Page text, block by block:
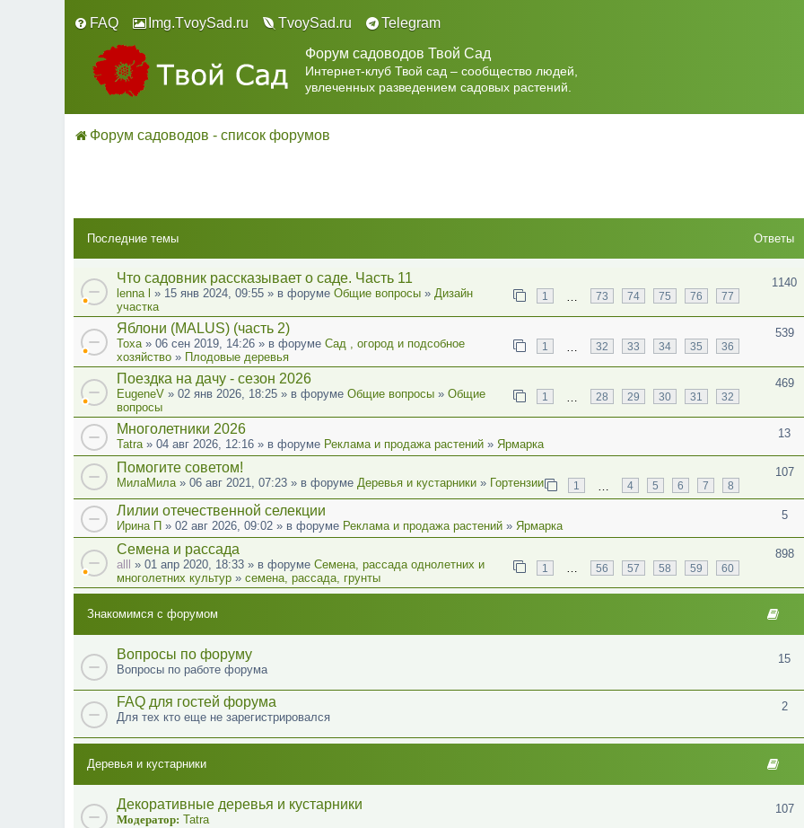
FAQ Img.TvoySad.ru TvoySad.ru
Telegram
Форум садоводов Твой Сад
Интернет-клуб Твой сад – сообщество людей,
увлеченных разведением садовых растений.
Форум садоводов - список форумов
Последние темы Ответы
Что садовник рассказывает о саде. Часть 11
1 73 74 75 76 77
lenna l » 15 янв 2024, 09:55 » в форуме Общие вопросы » Дизайн
участка
1140
Яблони (MALUS) (часть 2)
1 32 33 34 35 36
Тоха » 06 сен 2019, 14:26 » в форуме Сад , огород и подсобное
хозяйство » Плодовые деревья
539
Поездка на дачу - сезон 2026
1 28 29 30 31 32
EugeneV » 02 янв 2026, 18:25 » в форуме Общие вопросы » Общие
вопросы
469
Многолетники 2026
Tatra » 04 авг 2026, 12:16 » в форуме Реклама и продажа растений » Ярмарка
13
Помогите советом!
1 4 5 6 7 8
МилаМила » 06 авг 2021, 07:23 » в форуме Деревья и кустарники » Гортензии
107
Лилии отечественной селекции
Ирина П » 02 авг 2026, 09:02 » в форуме Реклама и продажа растений » Ярмарка
5
Семена и рассада
1 … 56 57 58 59 60
alll » 01 апр 2020, 18:33 » в форуме Семена, рассада однолетних и
многолетних культур » семена, рассада, грунты
898
Знакомимся с форумом
Вопросы по форуму
Вопросы по работе форума
15
FAQ для гостей форума
Для тех кто еще не зарегистрировался
2
Деревья и кустарники
Декоративные деревья и кустарники
Модератор: Tatra
107